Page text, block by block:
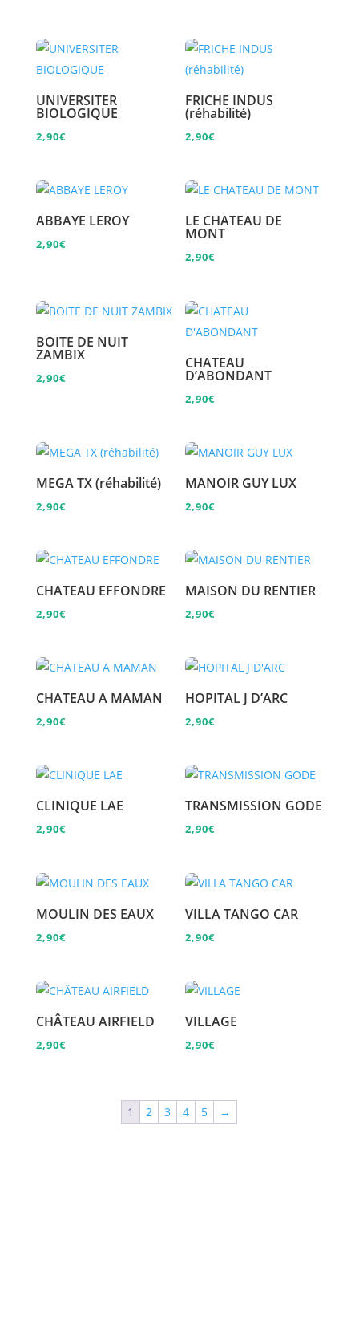
UNIVERSITER
BIOLOGIQUE
2,90€
FRICHE INDUS
(réhabilité)
2,90€
ABBAYE LEROY
2,90€
LE CHATEAU DE
MONT
2,90€
BOITE DE NUIT
ZAMBIX
2,90€
CHATEAU
D’ABONDANT
2,90€
MEGA TX (réhabilité)
2,90€
MANOIR GUY LUX
2,90€
CHATEAU EFFONDRE
2,90€
MAISON DU RENTIER
2,90€
CHATEAU A MAMAN
2,90€
HOPITAL J D’ARC
2,90€
CLINIQUE LAE
2,90€
TRANSMISSION GODE
2,90€
MOULIN DES EAUX
2,90€
VILLA TANGO CAR
2,90€
CHÂTEAU AIRFIELD
2,90€
VILLAGE
2,90€
1 2 3 4 5 →